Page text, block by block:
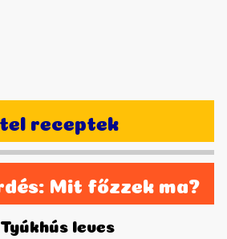
receptek
Mit főzzek ma?
Tyúkhús leves